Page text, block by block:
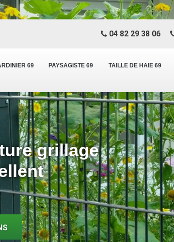
69 PAYSAGISTE 69 TAILLE DE HAIE 69
04 82 29 38 06
grillage